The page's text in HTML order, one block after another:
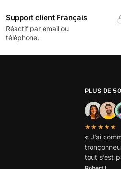
Support client Français
Réactif par email ou
téléphone.
PLUS DE
★★★★★
« J’ai
tout s’est